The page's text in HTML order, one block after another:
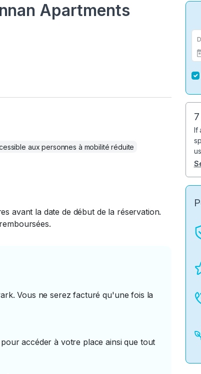
Apartments
aux personnes à mobilité réduite
avant la date de début de la réservation.
Vous ne serez facturé qu'une fois la
accéder à votre place ainsi que tout
If